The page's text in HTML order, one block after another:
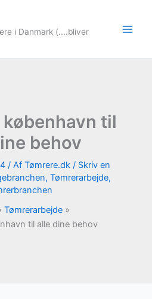
i Danmark (....bliver
københavn til
behov
/ Af Tømrere.dk / Skriv en
, Tømrerarbejde,
Tømrerarbejde
til alle dine behov